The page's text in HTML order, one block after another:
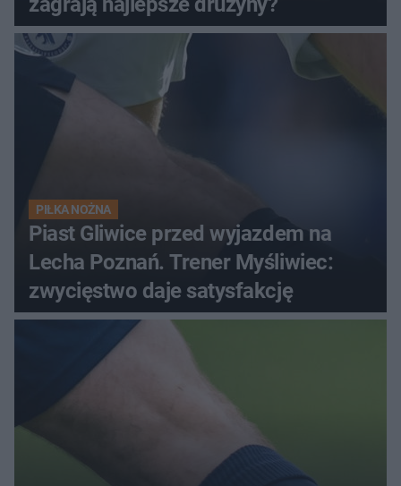
PIŁKA NOŻNA
Piast Gliwice przed wyjazdem na
Lecha Poznań. Trener Myśliwiec:
zwycięstwo daje satysfakcję